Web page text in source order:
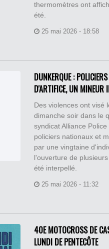
thermomètres ont
été.
25 mai 2026 - 18:58
DUNKERQUE :
D'ARTIFICE, UN MINEUR
Des violences ont visé
dimanche soir dans le
syndicat Alliance
policiers nationaux et
par une vingtaine
l'ouverture de
été interpellé.
25 mai 2026 - 11:32
40E MOTOCROSS DE
LUNDI DE PENTECÔTE